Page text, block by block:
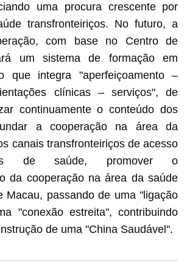
uma procura crescente por
transfronteiriços. No futuro, a
com base no Centro de
um sistema de formação em
que integra "aperfeiçoamento –
clínicas – serviços", de
continuamente o conteúdo dos
a cooperação na área da
canais transfronteiriços de acesso
de saúde, promover o
da cooperação na área da saúde
Macau, passando de uma "ligação
"conexão estreita", contribuindo
de uma "China Saudável".